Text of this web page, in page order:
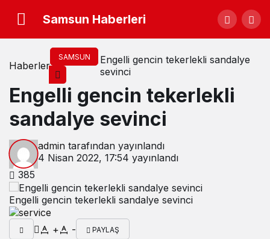
Samsun Haberleri
Haberler
SAMSUN
Engelli gencin tekerlekli sandalye
sevinci
Engelli gencin tekerlekli
sandalye sevinci
admin tarafından yayınlandı
4 Nisan 2022, 17:54 yayınlandı
385
Engelli gencin tekerlekli sandalye sevinci
+ - PAYLAŞ